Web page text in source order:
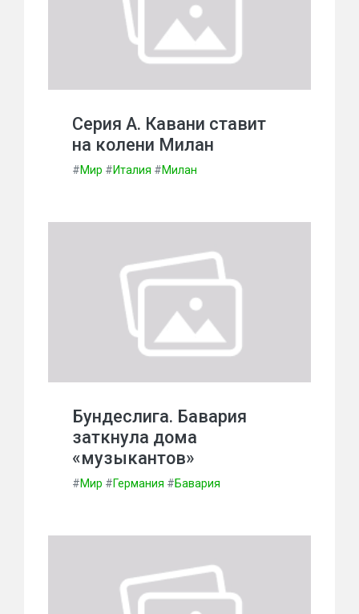
Серия А. Кавани ставит
на колени Милан
#Мир #Италия #Милан
Бундеслига. Бавария
заткнула дома
«музыкантов»
#Мир #Германия #Бавария